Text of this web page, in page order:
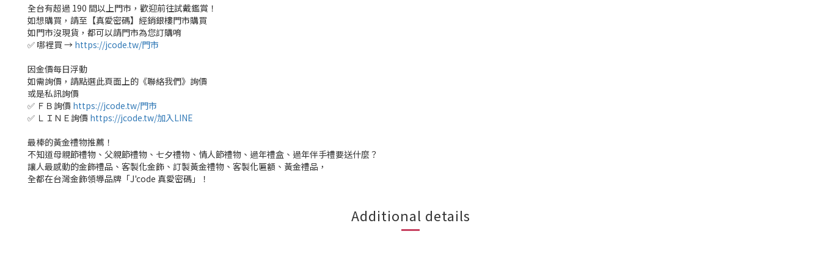
全台有超過 190 間以上門市，歡迎前往試戴鑑賞！
如想購買，請至【真愛密碼】經銷銀樓門市購買
如門市沒現貨，都可以請門市為您訂購唷
✅ 哪裡買 → https://jcode.tw/門市
因金價每日浮動
如需詢價，請點選此頁面上的《聯絡我們》詢價
或是私訊詢價
✅ ＦＢ詢價 https://jcode.tw/門市
✅ ＬＩＮＥ詢價 https://jcode.tw/加入LINE
最棒的黃金禮物推薦！
不知道母親節禮物、父親節禮物、七夕禮物、情人節禮物、過年禮盒、過年伴手禮要送什麼？
讓人最感動的金飾禮品、客製化金飾、訂製黃金禮物、客製化匾額、黃金禮品，
全都在台灣金飾領導品牌「J'code 真愛密碼」！
Additional details